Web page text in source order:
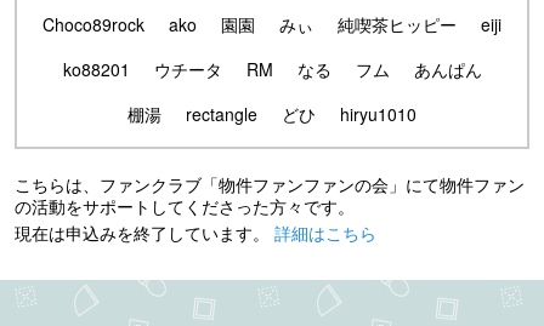
Choco89rock
ako 園園 みぃ 純喫茶ヒッピー
eiji
ko88201
ウチータ RM なる フム
あんぱん
棚湯
rectangle どひ hiryu1010
こちらは、ファンクラブ「物件ファンファンの会」にて物件ファン
の活動をサポートしてくださった方々です。
現在は申込みを終了しています。 詳細はこちら